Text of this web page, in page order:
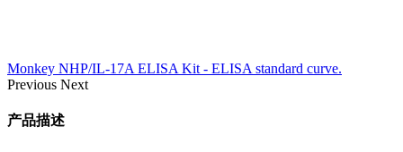
Monkey NHP/IL-17A ELISA Kit - ELISA standard curve.
Previous Next
产品描述